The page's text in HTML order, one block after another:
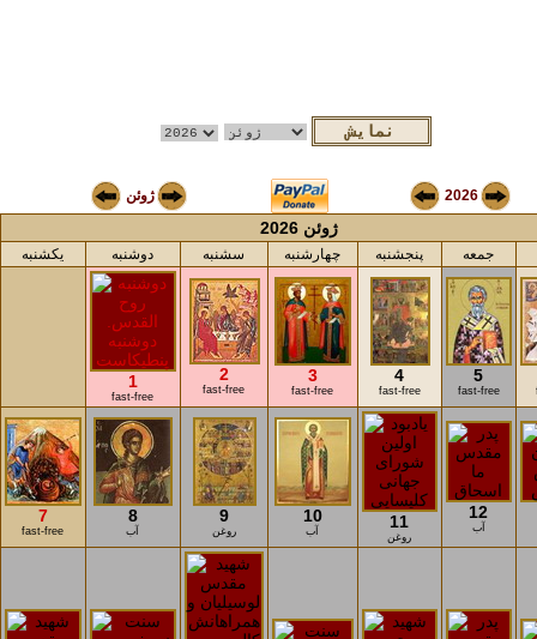
ژوئن 2026
ژوئن 2026
یکشنبه دوشنبه سشنبه چهارشنبه پنجشنبه جمعه
1
fast-free
2
fast-free
3
fast-free
4
fast-free
5
fast-free
7
fast-free
8
آب
9
روغن
10
آب 11
روغن
12
آب